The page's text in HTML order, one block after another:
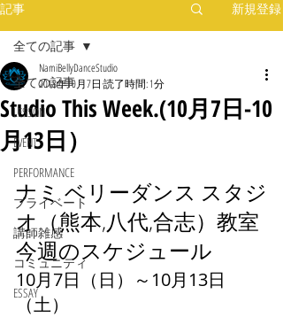
記事 新規登録
全ての記事
LESSON
EVENT
PERFORMANCE
プライベート
講師雑感
コミュニティ
ESSAY
全ての記事
Studio This Week.(10月7日-10
月13日）
NamiBellyDanceStudio
2018年10月7日 読了時間: 1分
ナミ ベリーダンス スタジ
オ（熊本,八代,合志）教室
今週のスケジュール
10月7日（日）～10月13日
（土）